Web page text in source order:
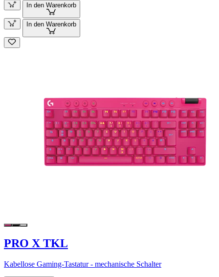
In den Warenkorb
In den Warenkorb
PRO X TKL
Kabellose Gaming-Tastatur - mechanische Schalter